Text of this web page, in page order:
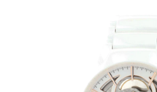
Zu Produktinformationen